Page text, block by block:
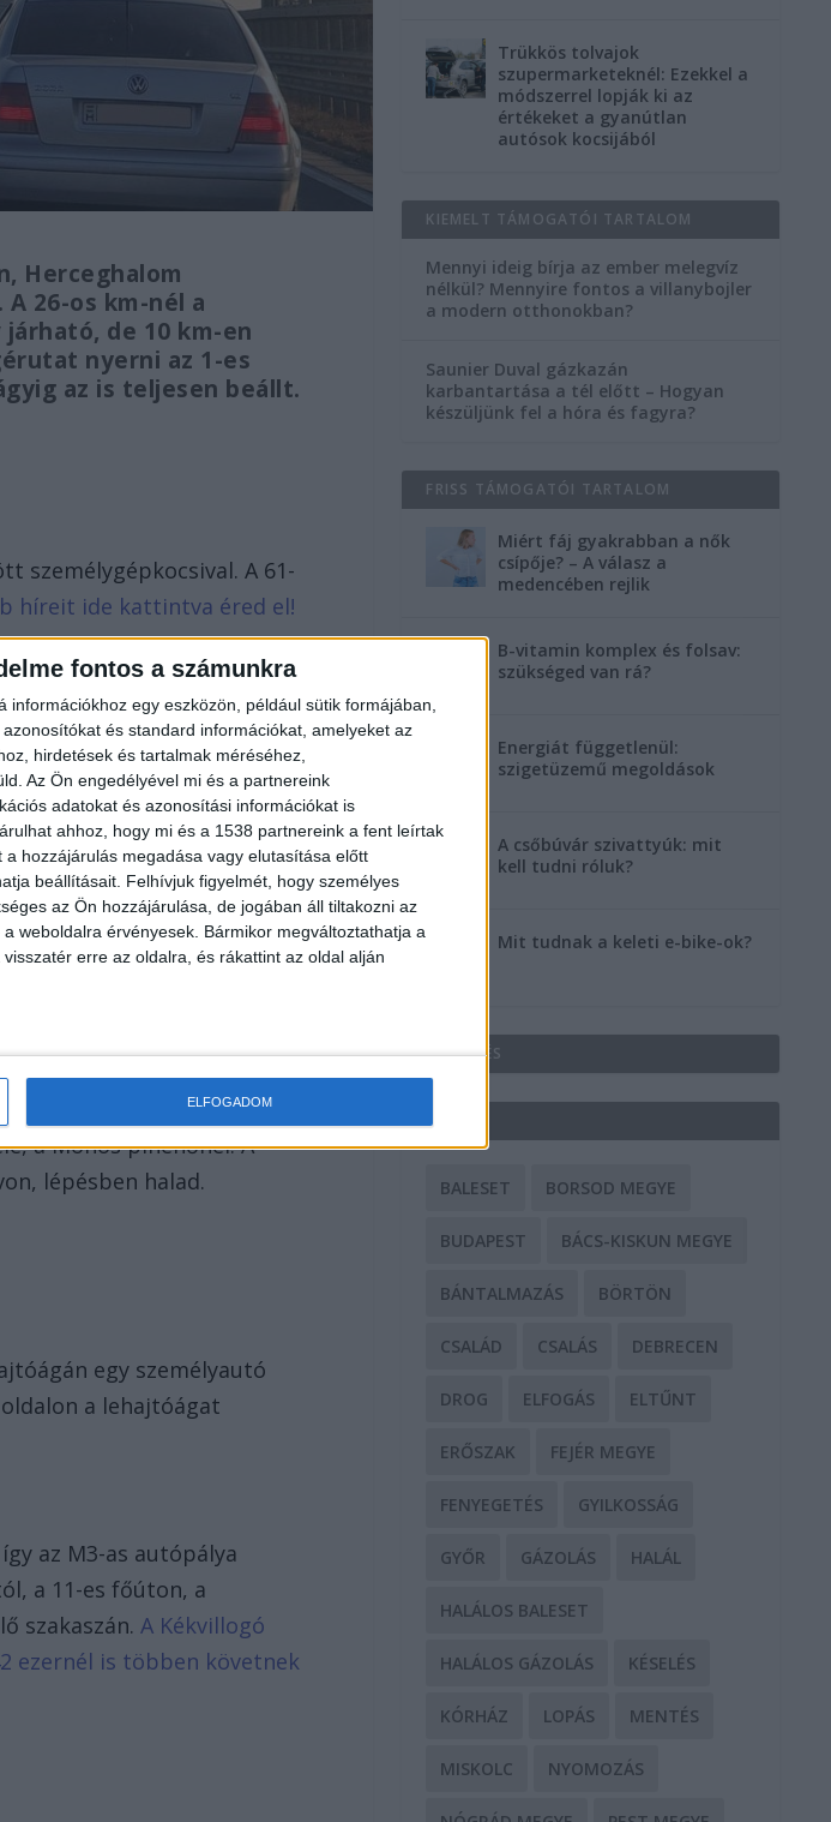
fontos a számunkra
egy eszközön, például sütik formájában,
és standard információkat, amelyeket az
hirdetések és tartalmak méréséhez,
Az Ön engedélyével mi és a partnereink
adatokat és azonosítási információkat is
ahhoz, hogy mi és a 1538 partnereink a fent leírtak
hozzájárulás megadása vagy elutasítása előtt
beállításait. Felhívjuk figyelmét, hogy személyes
az Ön hozzájárulása, de jogában áll tiltakozni az
weboldalra érvényesek. Bármikor megváltoztathatja a
erre az oldalra, és rákattint az oldal alján
ELFOGADOM
Herceghalom
26-os km-nél a
de 10 km-en
nyerni az 1-es
az is teljesen beállt.
személygépkocsival. A 61-
híreit ide kattintva éred el!
a Mohos pihenőnél. A
lépésben halad.
egy személyautó
a lehajtóágat
az M3-as autópálya
a 11-es főúton, a
szakaszán. A Kékvillogó
ezernél is többen követnek
Trükkös tolvajok
szupermarketeknél: Ezekkel a
módszerrel lopják ki az
értékeket a gyanútlan
autósok kocsijából
KIEMELT TÁMOGATÓI TARTALOM
Mennyi ideig bírja az ember melegvíz
nélkül? Mennyire fontos a villanybojler
a modern otthonokban?
Saunier Duval gázkazán
karbantartása a tél előtt – Hogyan
készüljünk fel a hóra és fagyra?
FRISS TÁMOGATÓI TARTALOM
Miért fáj gyakrabban a nők
csípője? – A válasz a
medencében rejlik
B-vitamin komplex és folsav:
szükséged van rá?
Energiát függetlenül:
szigetüzemű megoldások
A csőbúvár szivattyúk: mit
kell tudni róluk?
Mit tudnak a keleti e-bike-ok?
HIRDETÉS
CÍMKÉK
BALESET BORSOD MEGYE
BUDAPEST BÁCS-KISKUN MEGYE
BÁNTALMAZÁS BÖRTÖN
CSALÁD CSALÁS DEBRECEN
DROG ELFOGÁS ELTŰNT
ERŐSZAK FEJÉR MEGYE
FENYEGETÉS GYILKOSSÁG
GYŐR GÁZOLÁS HALÁL
HALÁLOS BALESET
HALÁLOS GÁZOLÁS KÉSELÉS
KÓRHÁZ LOPÁS MENTÉS
MISKOLC NYOMOZÁS